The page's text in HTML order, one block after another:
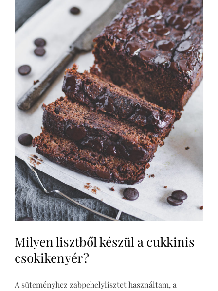
Milyen lisztből készül a cukkinis
csokikenyér?
A süteményhez zabpehelylisztet használtam, a